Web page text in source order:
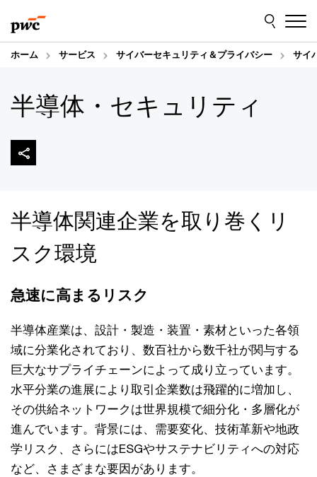
to
content
to
footer
ホーム サービス サイバーセキュリティ＆プライバシー サイ
半導体・セキュリティ
半導体関連企業を取り巻くリ
スク環境
急速に高まるリスク
半導体産業は、設計・製造・装置・素材といった各領
域に分業化されており、数百社から数千社が関与する
巨大なサプライチェーンによって成り立っています。
水平分業の進展により取引企業数は飛躍的に増加し、
その供給ネットワークは世界規模で細分化・多層化が
進んでいます。背景には、需要変化、技術革新や地政
学リスク、さらにはESGやサステナビリティへの対応
など、さまざまな要因があります。